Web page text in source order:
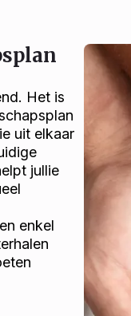
Het is
uit elkaar
jullie
enkel